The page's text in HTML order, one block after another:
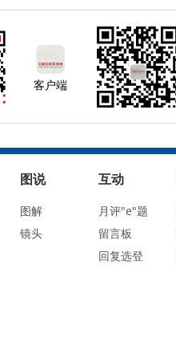
客户端
图说
图解
镜头
互动
月评"e"题
留言板
回复选登